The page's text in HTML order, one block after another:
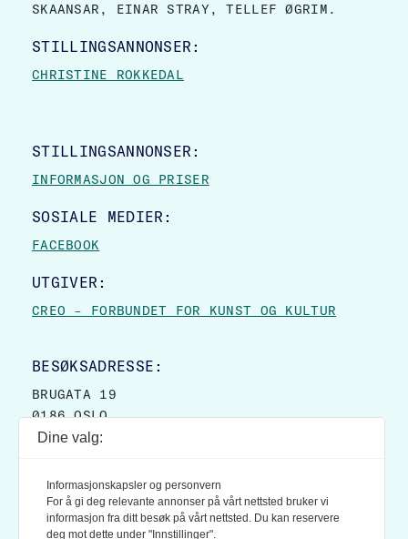
SKAANSAR, EINAR STRAY, TELLEF ØGRIM.
STILLINGSANNONSER:
CHRISTINE ROKKEDAL
STILLINGSANNONSER:
INFORMASJON OG PRISER
SOSIALE MEDIER:
FACEBOOK
UTGIVER:
CREO – FORBUNDET FOR KUNST OG KULTUR
BESØKSADRESSE:
BRUGATA 19
0186 OSLO
POSTBOKS 9007 GRØNLAND
0133 OSLO
Dine valg:
Informasjonskapsler og personvern
For å gi deg relevante annonser på vårt nettsted bruker vi
informasjon fra ditt besøk på vårt nettsted. Du kan reservere
deg mot dette under "Innstillinger".